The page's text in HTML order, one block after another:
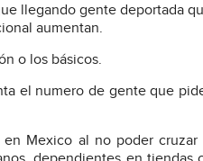
llegando gente deportada
aumentan.
o los básicos.
el numero de gente que
Mexico al no poder cruzar